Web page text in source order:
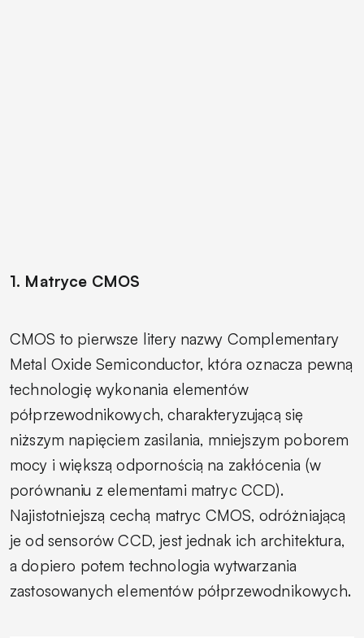
1. Matryce CMOS
CMOS to pierwsze litery nazwy Complementary
Metal Oxide Semiconductor, która oznacza pewną
technologię wykonania elementów
półprzewodnikowych, charakteryzującą się
niższym napięciem zasilania, mniejszym poborem
mocy i większą odpornością na zakłócenia (w
porównaniu z elementami matryc CCD).
Najistotniejszą cechą matryc CMOS, odróżniającą
je od sensorów CCD, jest jednak ich architektura,
a dopiero potem technologia wytwarzania
zastosowanych elementów półprzewodnikowych.